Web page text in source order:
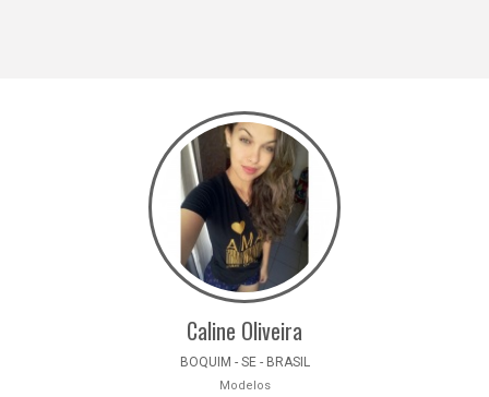
Caline Oliveira
BOQUIM - SE - BRASIL
Modelos